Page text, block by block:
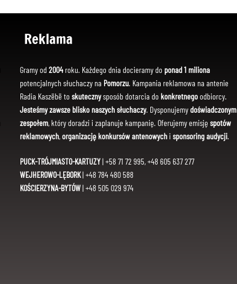
Reklama
Gramy od 2004roku. Każdego dnia docieramy do ponad 1 miliona
potencjalnych słuchaczy na Pomorzu. Kampania reklamowa na antenie
Radia Kaszëbë toskutecznysposób dotarcia dokonkretnegoodbiorcy.
Jesteśmy zawsze blisko naszych słuchaczy. Dysponujemydoświadczonym
zespołem, który doradzi i zaplanuje kampanię. Oferujemy emisję spotów
reklamowych,organizację konkursów antenowychi sponsoring audycji.
PUCK-TRÓJMIASTO-KARTUZY| +58 71 72 995, +48 605 637 277
WEJHEROWO-LĘBORK| +48 784 480 588
KOŚCIERZYNA-BYTÓW| +48 505 029 974